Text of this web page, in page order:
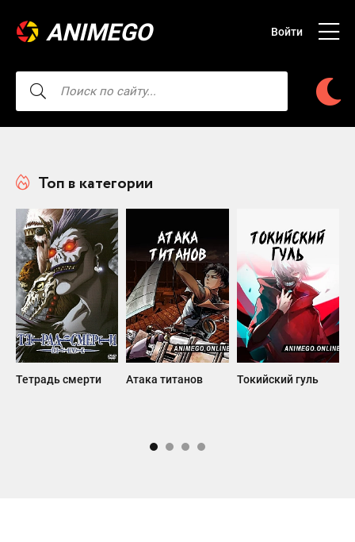
ANIMEGO Войти
Топ в категории
Тетрадь смерти Атака титанов Токийский гуль